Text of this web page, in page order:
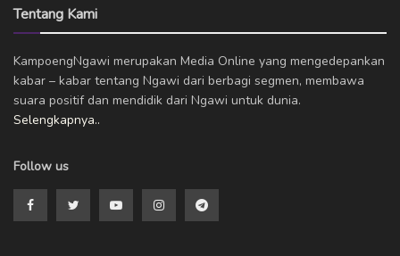
Tentang Kami
KampoengNgawi merupakan Media Online yang mengedepankan
kabar – kabar tentang Ngawi dari berbagi segmen, membawa
suara positif dan mendidik dari Ngawi untuk dunia.
Selengkapnya..
Follow us